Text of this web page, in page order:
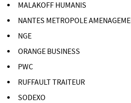
MALAKOFF HUMANIS
NANTES METROPOLE
NGE
ORANGE BUSINESS
PWC
RUFFAULT TRAITEUR
SODEXO